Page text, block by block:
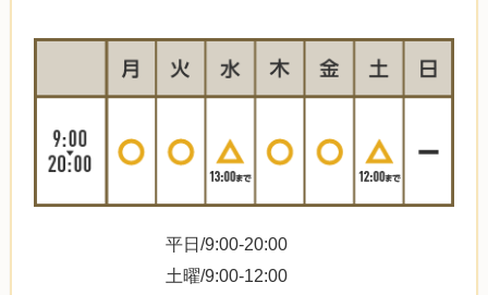
平日/9:00-20:00
土曜/9:00-12:00